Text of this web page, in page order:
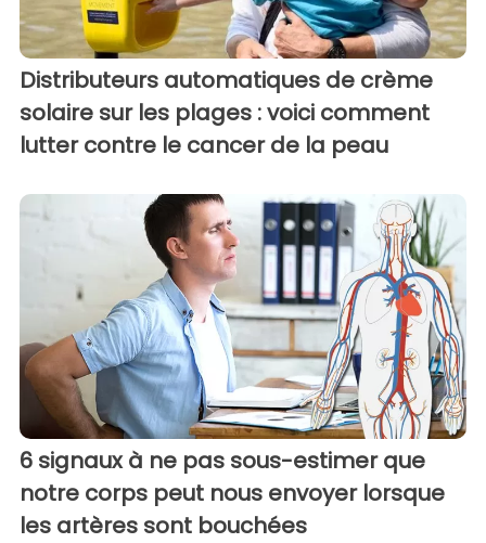
Distributeurs automatiques de crème
solaire sur les plages : voici comment
lutter contre le cancer de la peau
6 signaux à ne pas sous-estimer que
notre corps peut nous envoyer lorsque
les artères sont bouchées